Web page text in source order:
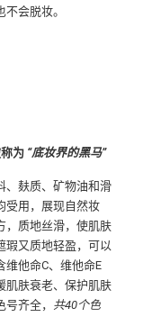
会脱妆。
为 “底妆界的黑马”
、麸质、矿物油和滑
受用，展现自然妆
，质地丝滑，使肌肤
瑕又质地轻盈，可以
维他命C、维他命E
肌肤衰老、保护肌肤
齐全， 共40个色